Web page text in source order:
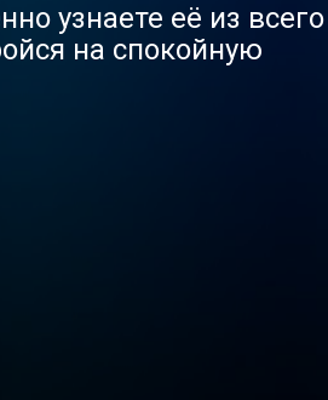
узнаете её из всего
на спокойную